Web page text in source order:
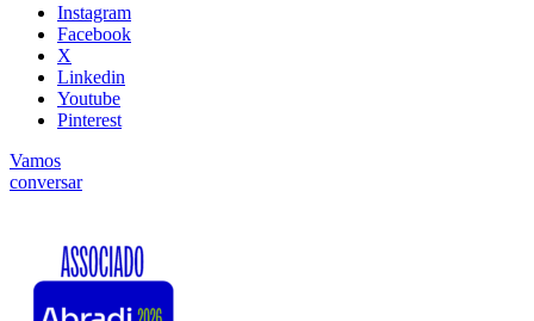
Instagram
Facebook
X
Linkedin
Youtube
Pinterest
Vamos
conversar